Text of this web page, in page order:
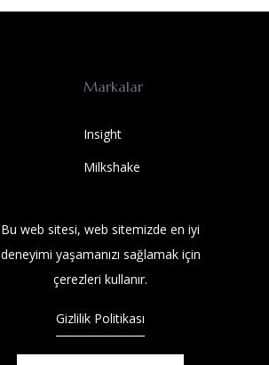
Markalar
Insight
Milkshake
Wet Brush
SOLUTIONS BEST
Bu web sitesi, web sitemizde en iyi
deneyimi yaşamanızı sağlamak için
çerezleri kullanır.
Gizlilik Politikası